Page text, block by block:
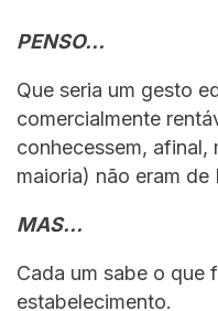
PENSO…
Que seria um gesto
comercialmente
conhecessem, afinal,
maioria) não eram de
MAS…
Cada um sabe o que
estabelecimento.